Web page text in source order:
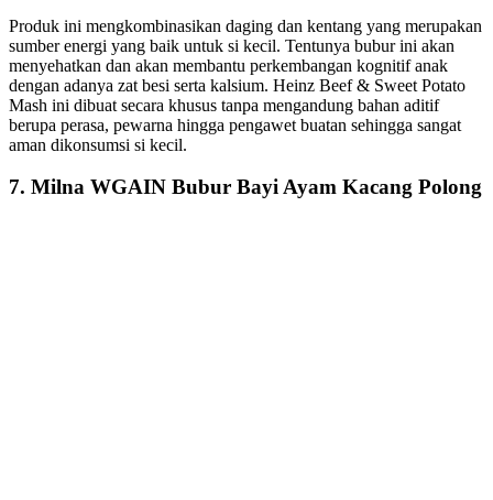
Produk ini mengkombinasikan daging dan kentang yang merupakan
sumber energi yang baik untuk si kecil. Tentunya bubur ini akan
menyehatkan dan akan membantu perkembangan kognitif anak
dengan adanya zat besi serta kalsium. Heinz Beef & Sweet Potato
Mash ini dibuat secara khusus tanpa mengandung bahan aditif
berupa perasa, pewarna hingga pengawet buatan sehingga sangat
aman dikonsumsi si kecil.
7. Milna WGAIN Bubur Bayi Ayam Kacang Polong